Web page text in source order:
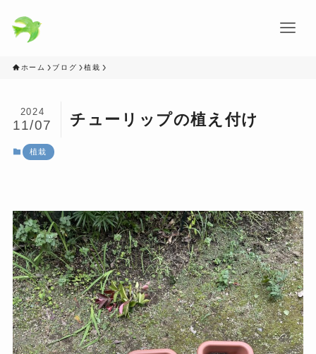
ホーム ブログ 植栽
チューリップの植え付け
2024
11/07
植栽